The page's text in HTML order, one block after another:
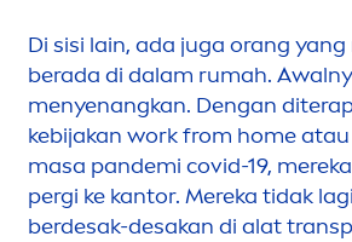
Di sisi lain, ada juga orang
berada di dalam rumah.
menyenangkan. Dengan
kebijakan work from home
masa pandemi covid-19,
pergi ke kantor. Mereka tidak
berdesak-desakan di alat